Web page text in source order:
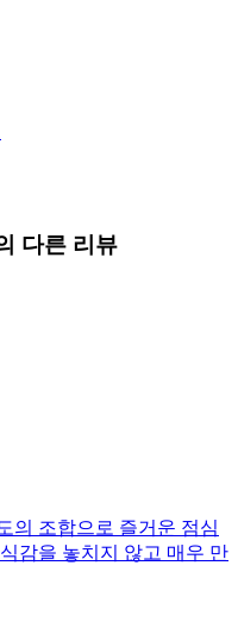
다른 리뷰
의 조합으로 즐거운 점심
감을 놓치지 않고 매우 만